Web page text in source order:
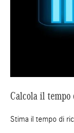
Calcola il
Stima il tempo di